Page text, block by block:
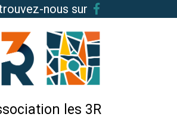
nous sur
les 3R